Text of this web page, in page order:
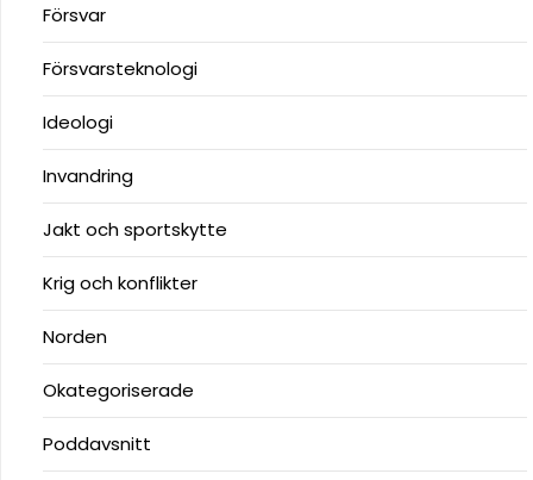
Försvar
Försvarsteknologi
Ideologi
Invandring
Jakt och sportskytte
Krig och konflikter
Norden
Okategoriserade
Poddavsnitt